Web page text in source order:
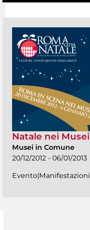
Natale nei Musei
Musei in Comune
20/12/2012 - 06/01/2013
Evento|Manifestazioni